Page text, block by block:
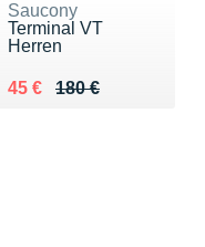
Saucony
Terminal VT
Herren
180 €
Au lieu de 180 €
45 €
Vendu 45 €